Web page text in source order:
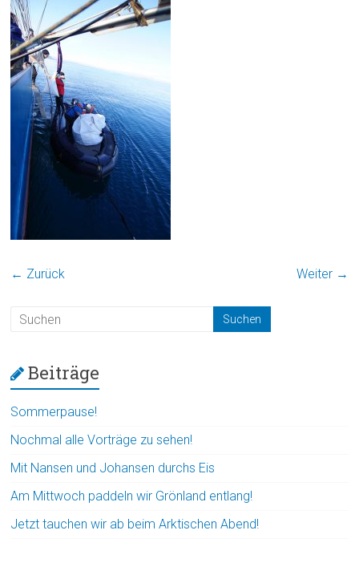
← Zurück Weiter →
Beiträge
Sommerpause!
Nochmal alle Vorträge zu sehen!
Mit Nansen und Johansen durchs Eis
Am Mittwoch paddeln wir Grönland entlang!
Jetzt tauchen wir ab beim Arktischen Abend!